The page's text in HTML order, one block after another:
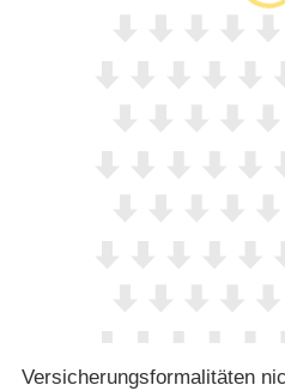
Versicherungsformalitäten